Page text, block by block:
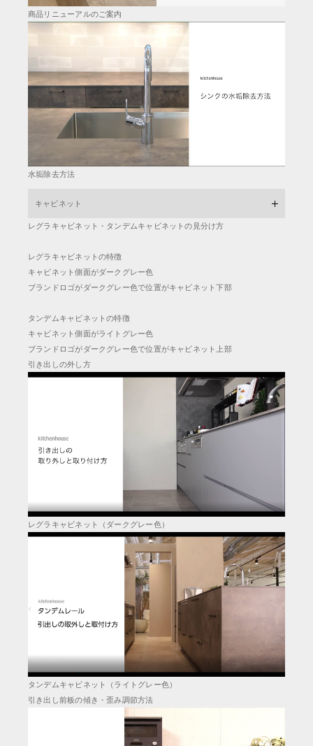
商品リニューアルのご案内
水垢除去方法
キャビネット
レグラキャビネット・タンデムキャビネットの見分け方
レグラキャビネットの特徴
キャビネット側面がダークグレー色
ブランドロゴがダークグレー色で位置がキャビネット下部
タンデムキャビネットの特徴
キャビネット側面がライトグレー色
ブランドロゴがダークグレー色で位置がキャビネット上部
引き出しの外し方
レグラキャビネット（ダークグレー色）
タンデムキャビネット（ライトグレー色）
引き出し前板の傾き・歪み調節方法